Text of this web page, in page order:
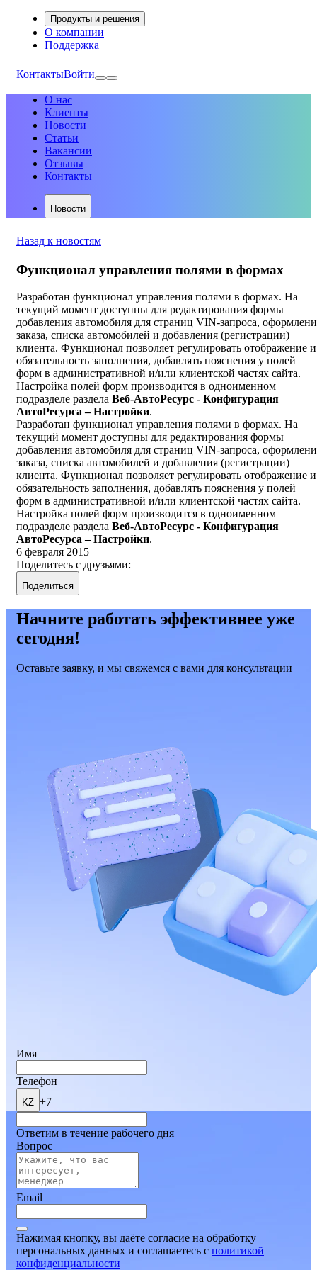
Продукты и решения
О компании
Поддержка
КонтактыВойти
О нас
Клиенты
Новости
Статьи
Вакансии
Отзывы
Контакты
Новости
Назад к новостям
Функционал управления полями в формах
Разработан функционал управления полями в формах. На
текущий момент доступны для редактирования формы
добавления автомобиля для страниц VIN-запроса,
заказа, списка автомобилей и добавления (регистрации)
клиента. Функционал позволяет регулировать отображение и
обязательность заполнения, добавлять пояснения у полей
форм в административной и/или клиентской частях сайта.
Настройка полей форм производится в одноименном
подразделе раздела Веб-АвтоРесурс - Конфигурация
АвтоРесурса – Настройки.
Разработан функционал управления полями в формах. На
текущий момент доступны для редактирования формы
добавления автомобиля для страниц VIN-запроса,
заказа, списка автомобилей и добавления (регистрации)
клиента. Функционал позволяет регулировать отображение и
обязательность заполнения, добавлять пояснения у полей
форм в административной и/или клиентской частях сайта.
Настройка полей форм производится в одноименном
подразделе раздела Веб-АвтоРесурс - Конфигурация
АвтоРесурса – Настройки.
6 февраля 2015
Поделитесь с друзьями:
Поделиться
Начните работать эффективнее уже
сегодня!
Оставьте заявку, и мы свяжемся с вами для консультации
Имя
Телефон
KZ +7
Ответим в течение рабочего дня
Вопрос
Email
Нажимая кнопку, вы даёте согласие на обработку
персональных данных и соглашаетесь c политикой
конфиденциальности